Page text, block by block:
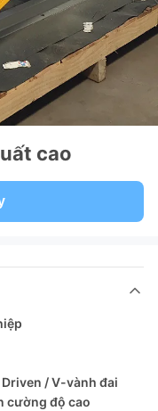
cao
/ V-vành đai
cường độ cao